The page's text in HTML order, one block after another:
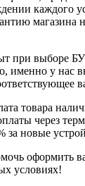
каждого
магазина
при выборе
именно у нас
товара
через
за новые
оформить
условиях!